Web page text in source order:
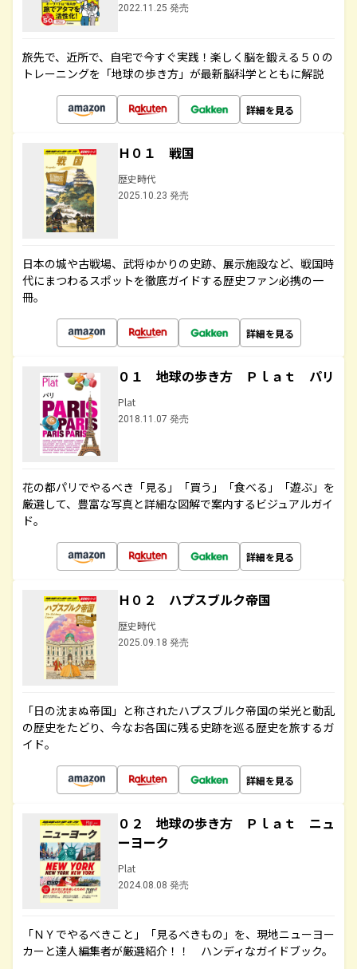
2022.11.25 発売
旅先で、近所で、自宅で今すぐ実践！楽しく脳を鍛える５０の
トレーニングを「地球の歩き方」が最新脳科学とともに解説
詳細を見る
Ｈ０１ 戦国
歴史時代
2025.10.23 発売
日本の城や古戦場、武将ゆかりの史跡、展示施設など、戦国時
代にまつわるスポットを徹底ガイドする歴史ファン必携の一
冊。
詳細を見る
０１ 地球の歩き方 Ｐｌａｔ パリ
Plat
2018.11.07 発売
花の都パリでやるべき「見る」「買う」「食べる」「遊ぶ」を
厳選して、豊富な写真と詳細な図解で案内するビジュアルガイ
ド。
詳細を見る
Ｈ０２ ハプスブルク帝国
歴史時代
2025.09.18 発売
「日の沈まぬ帝国」と称されたハプスブルク帝国の栄光と動乱
の歴史をたどり、今なお各国に残る史跡を巡る歴史を旅するガ
イド。
詳細を見る
０２ 地球の歩き方 Ｐｌａｔ ニュ
ーヨーク
Plat
2024.08.08 発売
「ＮＹでやるべきこと」「見るべきもの」を、現地ニューヨー
カーと達人編集者が厳選紹介！！ ハンディなガイドブック。